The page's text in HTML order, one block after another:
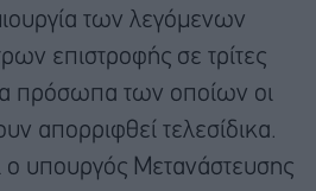
των λεγόμενων
επιστροφής σε τρίτες
πρόσωπα των οποίων οι
απορριφθεί τελεσίδικα.
υπουργός Μετανάστευσης